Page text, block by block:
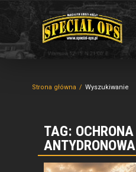
Strona główna Wyszukiwanie
TAG: OCHRONA
ANTYDRONOWA